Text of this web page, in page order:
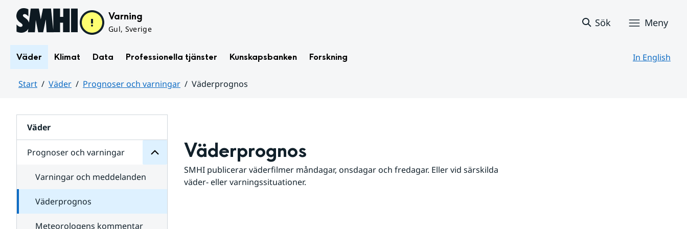
Hoppa till sidans innehåll Varning
Gul, Sverige
Sök Meny
Väder Klimat Data Professionella tjänster Kunskapsbanken Forskning In English
Start Väder Prognoser och varningar
Väderprognos
Väder
Prognoser och varningar
för
varningar
Varningar och meddelanden
Väderprognos
Meteorologens kommentar
Väderprognos
SMHI publicerar väderfilmer måndagar, onsdagar och fredagar. Eller vid särskilda
väder- eller varningssituationer.